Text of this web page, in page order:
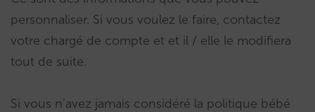
personnaliser. Si vous voulez le faire, contactez
votre chargé de compte et et il / elle le modifiera
tout de suite.
Si vous n’avez jamais considéré la politique bébé